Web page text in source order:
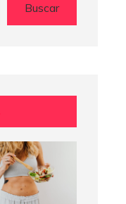
Buscar